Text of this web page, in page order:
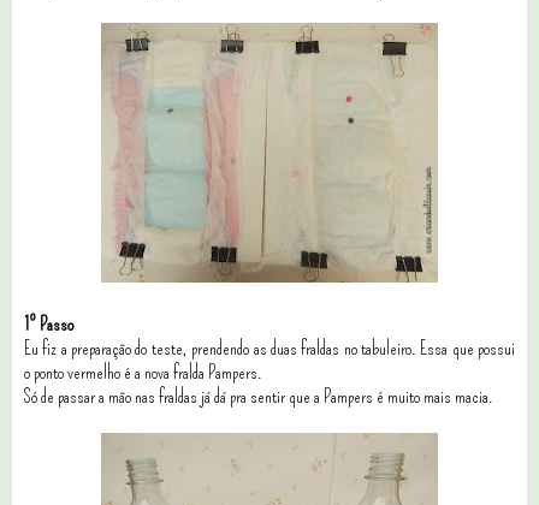
1º Passo
Eu fiz a preparação do teste, prendendo as duas fraldas no tabuleiro. Essa que possui
o ponto vermelho é a nova fralda Pampers.
Só de passar a mão nas fraldas já dá pra sentir que a Pampers é muito mais macia.